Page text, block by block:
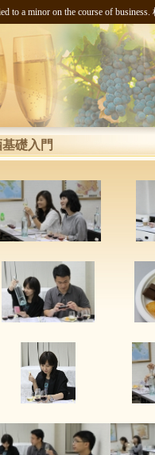
to a minor on the course of
礎入門